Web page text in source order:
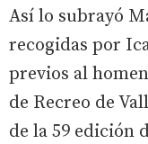
Así lo subrayó
recogidas por
previos al
de Recreo de
de la 59 edición